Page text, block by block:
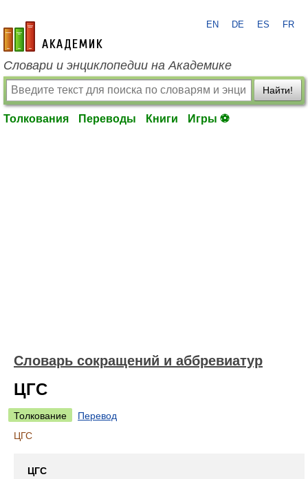
academic.ru
EN DE ES FR
Словари и энциклопедии на Академике
Найти!
Толкования Переводы Книги Игры ⚽
Словарь сокращений и аббревиатур
ЦГС
Толкование
Перевод
ЦГС
ЦГС